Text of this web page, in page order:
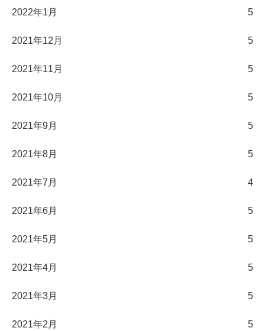
2022年1月 5
2021年12月 5
2021年11月 5
2021年10月 5
2021年9月 5
2021年8月 5
2021年7月 4
2021年6月 5
2021年5月 5
2021年4月 5
2021年3月 5
2021年2月 5